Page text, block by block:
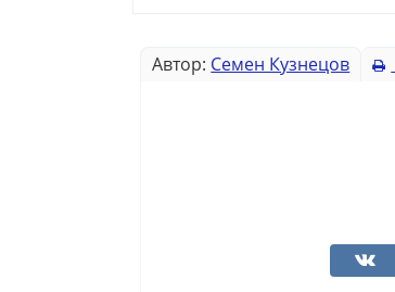
Автор: Семен Кузнецов